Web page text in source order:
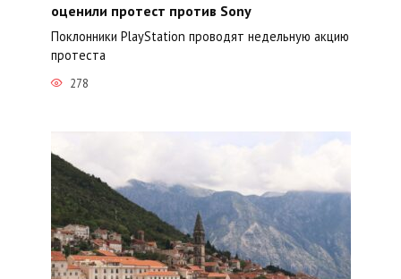
оценили протест против Sony
Поклонники PlayStation проводят недельную акцию
протеста
278